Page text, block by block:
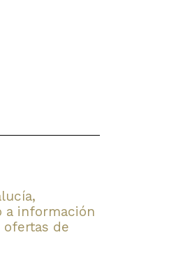
a información
de